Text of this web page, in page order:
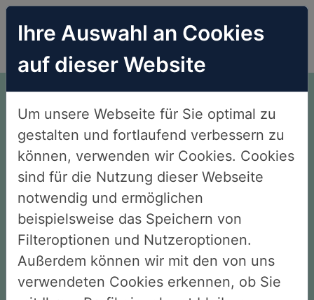
Endlich Nichtraucher.
Ohne Willenskraft. Ohne
Verzicht. Ohne Angst.
Gesamtbewertung unserer
Kunden 4,8
Ihre Auswahl an Cookies
auf dieser Website
Um unsere Webseite für Sie optimal zu
gestalten und fortlaufend verbessern zu
können, verwenden wir Cookies. Cookies
sind für die Nutzung dieser Webseite
notwendig und ermöglichen
beispielsweise das Speichern von
Filteroptionen und Nutzeroptionen.
Außerdem können wir mit den von uns
verwendeten Cookies erkennen, ob Sie